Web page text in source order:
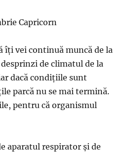
Capricorn
îți vei continuă muncă de la
de climatul de la
dacă condițiile sunt
parcă nu se mai termină.
pentru că organismul
aparatul respirator și de